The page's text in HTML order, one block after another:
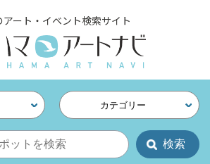
アート・イベント検索サイト
カテゴリー